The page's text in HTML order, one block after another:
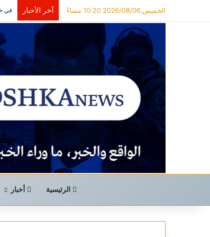
الخميس,2026/08/06 10:20 مساءً آخر الأخبار في
الرئيسية أخبار